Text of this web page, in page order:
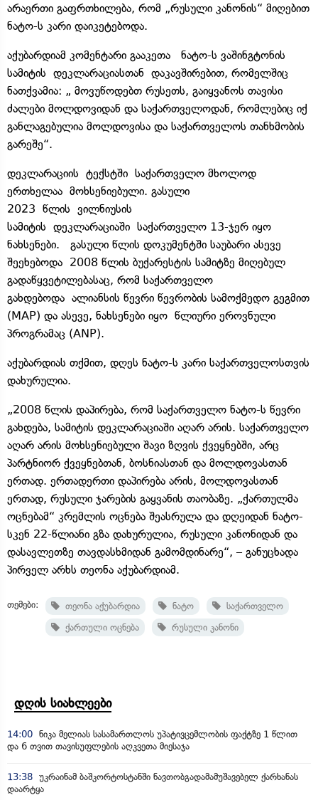
არაერთი გაფრთხილება, რომ „რუსული კანონის“ მიღებით
ნატო-ს კარი დაიკეტებოდა.
აქუბარდიამ კომენტარი გააკეთა ნატო-ს ვაშინგტონის
სამიტის დეკლარაციასთან დაკავშირებით, რომელშიც
ნათქვამია: „ მოვუწოდებთ რუსეთს, გაიყვანოს თავისი
ძალები მოლდოვიდან და საქართველოდან, რომლებიც იქ
განლაგებულია მოლდოვისა და საქართველოს თანხმობის
გარეშე“.
დეკლარაციის ტექსტში საქართველო მხოლოდ
ერთხელაა მოხსენიებული. გასული
2023 წლის ვილნიუსის
სამიტის დეკლარაციაში საქართველო 13-ჯერ იყო
ნახსენები. გასული წლის დოკუმენტში საუბარი ასევე
შეეხებოდა 2008 წლის ბუქარესტის სამიტზე მიღებულ
გადაწყვეტილებასაც, რომ საქართველო
გახდებოდა ალიანსის წევრი წევრობის სამოქმედო გეგმით
(MAP) და ასევე, ნახსენები იყო წლიური ეროვნული
პროგრამაც (ANP).
აქუბარდიას თქმით, დღეს ნატო-ს კარი საქართველოსთვის
დახურულია.
„2008 წლის დაპირება, რომ საქართველო ნატო-ს წევრი
გახდება, სამიტის დეკლარაციაში აღარ არის. საქართველო
აღარ არის მოხსენიებული შავი ზღვის ქვეყნებში, არც
პარტნიორ ქვეყნებთან, ბოსნიასთან და მოლდოვასთან
ერთად. ერთადერთი დაპირება არის, მოლდოვასთან
ერთად, რუსული ჯარების გაყვანის თაობაზე. „ქართულმა
ოცნებამ“ კრემლის ოცნება შეასრულა და დღეიდან ნატო-
სკენ 22-წლიანი გზა დახურულია, რუსული კანონიდან და
დასავლეთზე თავდასხმიდან გამომდინარე“, – განუცხადა
პირველ არხს თეონა აქუბარდიამ.
თემები: თეონა აქუბარდია ნატო
საქართველო
ქართული ოცნება
რუსული კანონი
დღის სიახლეები
14:00 ნიკა მელიას სასამართლოს უპატივცემლობის ფაქტზე 1 წლით
და 6 თვით თავისუფლების აღკვეთა მიესაჯა
13:38 უკრაინამ ბაშკორტოსტანში ნავთობგადამამუშავებელ ქარხანას
დაარტყა